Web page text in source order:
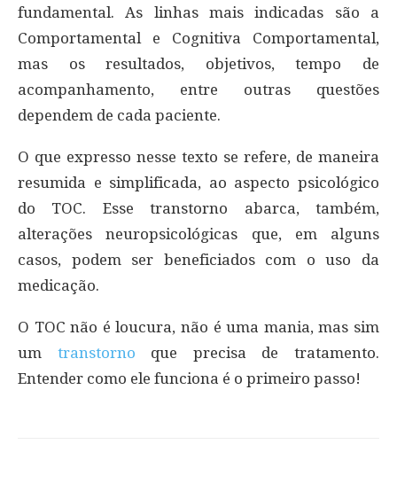
fundamental. As linhas mais indicadas são a
Comportamental e Cognitiva Comportamental,
mas os resultados, objetivos, tempo de
acompanhamento, entre outras questões
dependem de cada paciente.
O que expresso nesse texto se refere, de maneira
resumida e simplificada, ao aspecto psicológico
do TOC. Esse transtorno abarca, também,
alterações neuropsicológicas que, em alguns
casos, podem ser beneficiados com o uso da
medicação.
O TOC não é loucura, não é uma mania, mas sim
um transtorno que precisa de tratamento.
Entender como ele funciona é o primeiro passo!